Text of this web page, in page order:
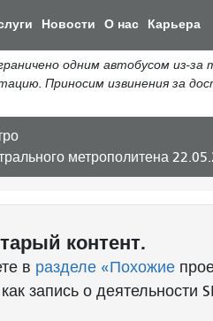
к
общему
содержанию
Новости О нас Карьера
одним автобусом из-
Приносим извинения за
метрополитена
контент.
в разделе «Похожие
запись о деятельности